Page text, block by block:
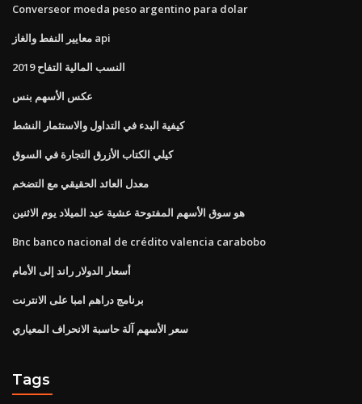
Converseor moeda peso argentino para dolar
معايير النفط والغاز api
النسب المالية التفاح 2019
عكس الأسهم بنس
كيفية البدء في التداول والاستثمار النشط
كيلي الكتاب الأزرق التجارة في السوق
معدل العائد الحقيقي مع التضخم
هو سوق الأسهم المفتوحة عشية عيد الميلاد يوم الاثنين
Bnc banco nacional de crédito valencia carabobo
أسعار الدولار راند إلى الأمام
برنامج دراهم امبا على الانترنت
سعر الأسهم آلة حاسبة الانحراف المعياري
Tags